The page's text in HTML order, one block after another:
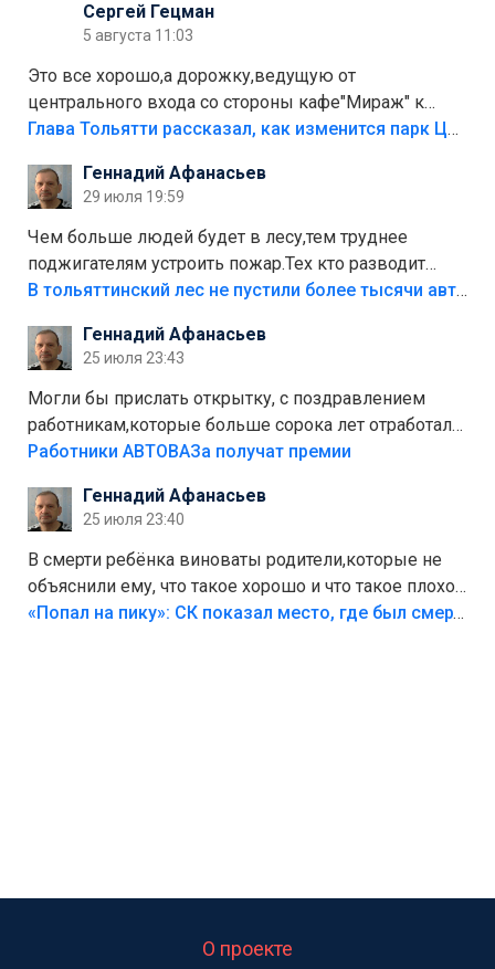
Сергей Гецман
5 августа 11:03
Это все хорошо,а дорожку,ведущую от
центрального входа со стороны кафе"Мираж" к
аттракционам слабо доделать?А то бордюры
лежала в парке и испортилась.Да еще,видимо,часть
украли.
Глава Тольятти рассказал, как изменится парк Центрального района
Геннадий Афанасьев
29 июля 19:59
Чем больше людей будет в лесу,тем труднее
поджигателям устроить пожар.Тех кто разводит
костры,тех надо безбожно штрафовать.Камер полно
Штрафы мизерные.
В тольяттинский лес не пустили более тысячи автомобилей
Геннадий Афанасьев
25 июля 23:43
Могли бы прислать открытку, с поздравлением
работникам,которые больше сорока лет отработали
на предприятии.
Работники АВТОВАЗа получат премии
Геннадий Афанасьев
25 июля 23:40
В смерти ребёнка виноваты родители,которые не
объяснили ему, что такое хорошо и что такое плохо!
Лезть через такой забор,верх безумия,есть же
«Попал на пику»: СК показал место, где был смертельно травмирован ребенок в Тольятти
О проекте